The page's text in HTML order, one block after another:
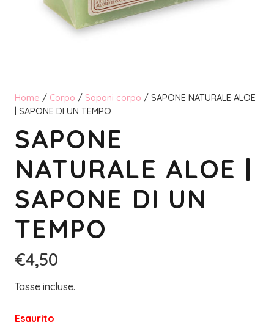
Home / Corpo / Saponi corpo / SAPONE NATURALE ALOE
| SAPONE DI UN TEMPO
SAPONE
NATURALE ALOE |
SAPONE DI UN
TEMPO
€4,50
Tasse incluse.
Esaurito